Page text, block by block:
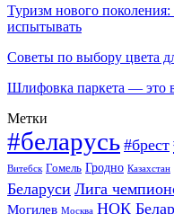
Туризм нового поколения:
испытывать
Советы по выбору цвета
Шлифовка паркета — это
Метки
#беларусь #брест
Витебск Гомель Гродно Казахстан
Беларуси Лига
Могилев Москва НОК